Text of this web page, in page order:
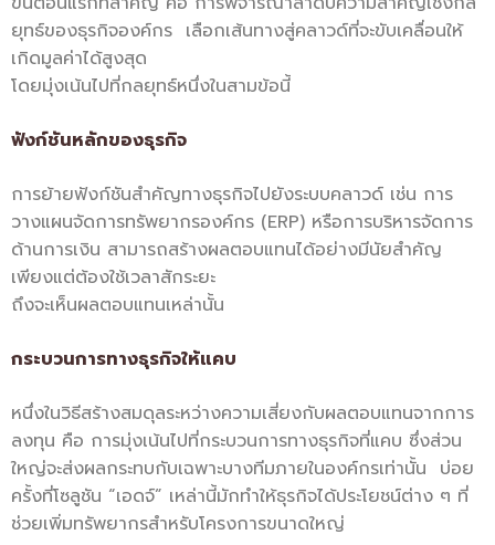
ยุทธ์ของธุรกิจองค์กร เลือกเส้นทางสู่คลาวด์ที่จะขับเคลื่อนให้
เกิดมูลค่าได้สูงสุด
โดยมุ่งเน้นไปที่กลยุทธ์หนึ่งในสามข้อนี้
ฟังก์ชันหลักของธุรกิจ
การย้ายฟังก์ชันสำคัญทางธุรกิจไปยังระบบคลาวด์ เช่น การ
วางแผนจัดการทรัพยากรองค์กร (ERP) หรือการบริหารจัดการ
ด้านการเงิน สามารถสร้างผลตอบแทนได้อย่างมีนัยสำคัญ
เพียงแต่ต้องใช้เวลาสักระยะ
ถึงจะเห็นผลตอบแทนเหล่านั้น
กระบวนการทางธุรกิจให้แคบ
หนึ่งในวิธีสร้างสมดุลระหว่างความเสี่ยงกับผลตอบแทนจากการ
ลงทุน คือ การมุ่งเน้นไปที่กระบวนการทางธุรกิจที่แคบ ซึ่งส่วน
ใหญ่จะส่งผลกระทบกับเฉพาะบางทีมภายในองค์กรเท่านั้น บ่อย
ครั้งที่โซลูชัน “เอดจ์” เหล่านี้มักทำให้ธุรกิจได้ประโยชน์ต่าง ๆ ที่
ช่วยเพิ่มทรัพยากรสำหรับโครงการขนาดใหญ่